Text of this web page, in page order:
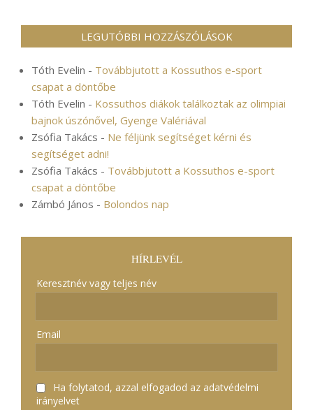
LEGUTÓBBI HOZZÁSZÓLÁSOK
Tóth Evelin - Továbbjutott a Kossuthos e-sport
csapat a döntőbe
Tóth Evelin - Kossuthos diákok találkoztak az olimpiai
bajnok úszónővel, Gyenge Valériával
Zsófia Takács - Ne féljünk segítséget kérni és
segítséget adni!
Zsófia Takács - Továbbjutott a Kossuthos e-sport
csapat a döntőbe
Zámbó János - Bolondos nap
HÍRLEVÉL
Keresztnév vagy teljes név
Email
Ha folytatod, azzal elfogadod az adatvédelmi
irányelvet